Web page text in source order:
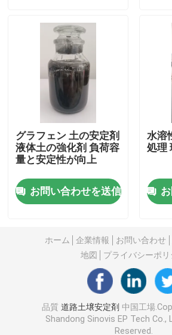
製品
わたしたち に つい て
工場 ツアー
品質管理
連絡 ください
道路土壌安定剤
液体土壌安定剤
グラフェン 土の安定剤
液体土の強化剤 負荷容
量と安定性が向上
お問い合わせを送信
水溶
処理
ホーム 企業情報 お問い合わせ
地図
プライバシーポリ
品質 道路土壌安定剤 中国工場
Shandong Sinovis EP Tech Co.,
Reserved.